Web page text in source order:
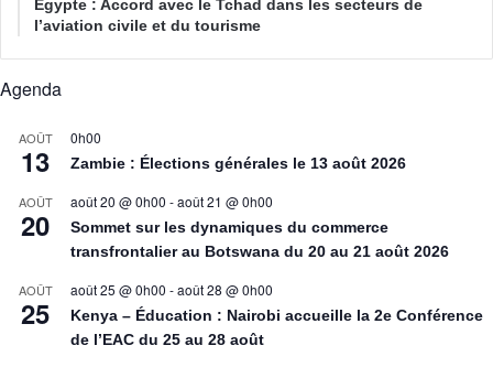
Égypte : Accord avec le Tchad dans les secteurs de
l’aviation civile et du tourisme
Agenda
AOÛT
13
0h00
Zambie : Élections générales le 13 août 2026
AOÛT
20
août 20 @ 0h00 -août 21 @ 0h00
Sommet sur les dynamiques du commerce
transfrontalier au Botswana du 20 au 21 août 2026
AOÛT
25
août 25 @ 0h00 -août 28 @ 0h00
Kenya – Éducation : Nairobi accueille la 2e Conférence
de l’EAC du 25 au 28 août